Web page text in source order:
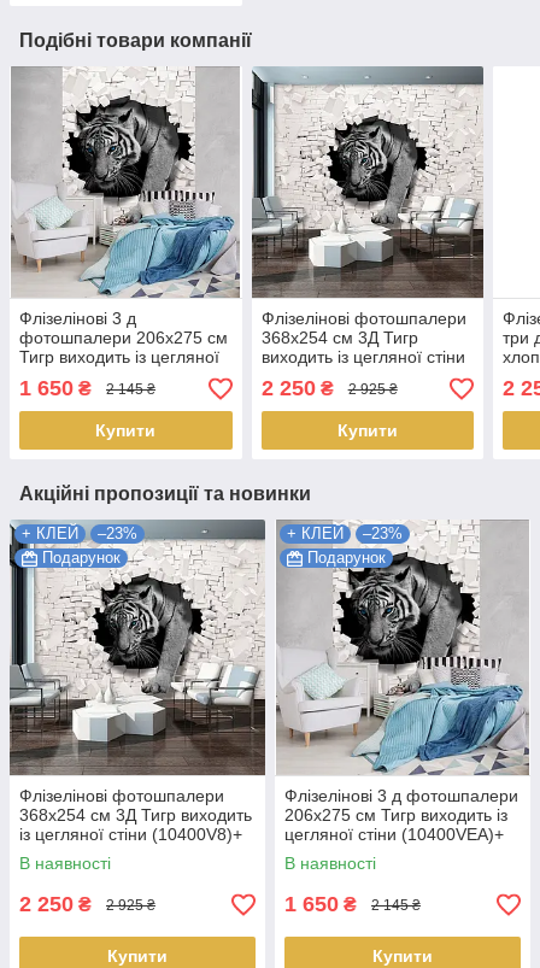
Подібні товари компанії
Флізелінові 3 д
фотошпалери 206x275 см
Тигр виходить із цегляної
стіни (10400VEA)+ клей
Найкраща якість
1 650 ₴ 2 145 ₴
Купити
Флізелінові фотошпалери
368х254 см 3Д Тигр
виходить із цегляної стіни
(10400V8)+ клей
Найкраща якість
2 250₴ 2 925 ₴
Купити
три
2
Акційні пропозиції та новинки
+ КЛЕЙ
–23%
Подарунок
Флізелінові фотошпалери
368х254 см 3Д Тигр виходить
із цегляної стіни (10400V8)+
клей Найкраща якість
В наявності
2 250 ₴ 2 925 ₴
Купити
+ КЛЕЙ
–23%
Подарунок
Флізелінові 3 д фотошпалери
206x275 см Тигр виходить із
цегляної стіни (10400VEA)+
клей Найкраща якість
В наявності
1 650 ₴ 2 145 ₴
Купити